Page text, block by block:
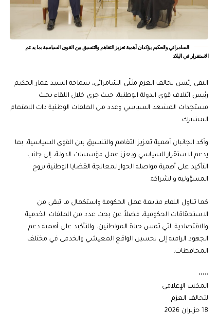
السامرائي والحكيم يؤكدان أهمية تعزيز التفاهم والتنسيق بين القوى السياسية بما يدعم
الاستقرار في البلاد
التقى رئيس تحالف العزم مثنّى السّامرائي، سماحة السيد عمار الحكيم
رئيس ائتلاف قوى الدولة الوطنية، حيث جرى خلال اللقاء بحث
مستجدات المشهد السياسي وعدد من الملفات الوطنية ذات الاهتمام
المشترك.
وأكد الجانبان أهمية تعزيز التفاهم والتنسيق بين القوى السياسية، بما
يدعم الاستقرار السياسي ويعزز عمل مؤسسات الدولة، إلى جانب
التأكيد على أهمية مواصلة الحوار لمعالجة القضايا الوطنية بروح
المسؤولية والشراكة.
كما تناول اللقاء متابعة عمل الحكومة واستكمال ما تبقى من
الاستحقاقات الحكومية، فضلاً عن بحث عدد من الملفات الخدمية
والاقتصادية التي تمس حياة المواطنين، والتأكيد على أهمية دعم
الجهود الرامية إلى تحسين الواقع المعيشي والخدمي في مختلف
المحافظات.
•••••
المكتب الإعلامي
لتحالف العزم
18 حزيران 2026